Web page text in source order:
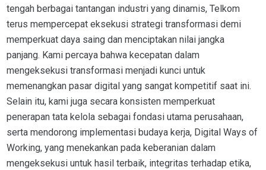
tengah berbagai tantangan industri yang dinamis, Telkom
terus mempercepat eksekusi strategi transformasi demi
memperkuat daya saing dan menciptakan nilai jangka
panjang. Kami percaya bahwa kecepatan dalam
mengeksekusi transformasi menjadi kunci untuk
memenangkan pasar digital yang sangat kompetitif saat ini.
Selain itu, kami juga secara konsisten memperkuat
penerapan tata kelola sebagai fondasi utama perusahaan,
serta mendorong implementasi budaya kerja, Digital Ways of
Working, yang menekankan pada keberanian dalam
mengeksekusi untuk hasil terbaik, integritas terhadap etika,